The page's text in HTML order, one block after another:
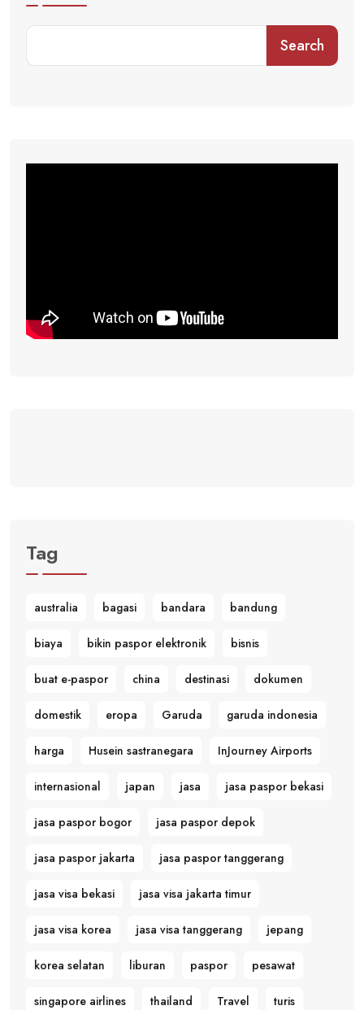
Search
Tag
australia bagasi bandara bandung
biaya bikin paspor elektronik bisnis
buat e-paspor china destinasi dokumen
domestik eropa Garuda garuda indonesia
harga Husein sastranegara InJourney Airports
internasional japan jasa jasa paspor bekasi
jasa paspor bogor jasa paspor depok
jasa paspor jakarta jasa paspor tanggerang
jasa visa bekasi jasa visa jakarta timur
jasa visa korea jasa visa tanggerang jepang
korea selatan liburan paspor pesawat
singapore airlines thailand Travel turis